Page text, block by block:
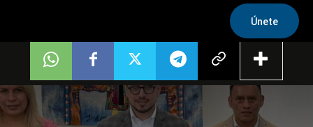
Únete